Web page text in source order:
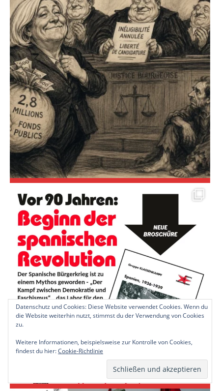
Datenschutz und Cookies: Diese Website verwendet Cookies. Wenn du
die Website weiterhin nutzt, stimmst du der Verwendung von Cookies
zu.
Weitere Informationen, beispielsweise zur Kontrolle von Cookies,
findest du hier:Cookie-Richtlinie